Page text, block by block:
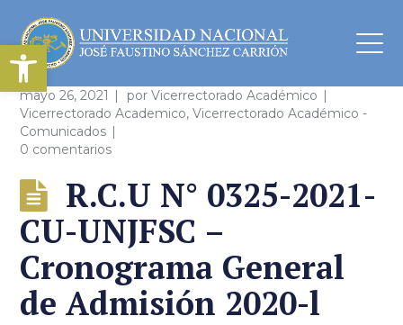
mayo 26, 2021 porVicerrectorado Académico
Vicerrectorado Academico,Vicerrectorado Académico -
Comunicados
0 comentarios
R.C.U N° 0325-2021-
CU-UNJFSC –
Cronograma General
de Admisión 2020-l
Abrir barra de herramientas